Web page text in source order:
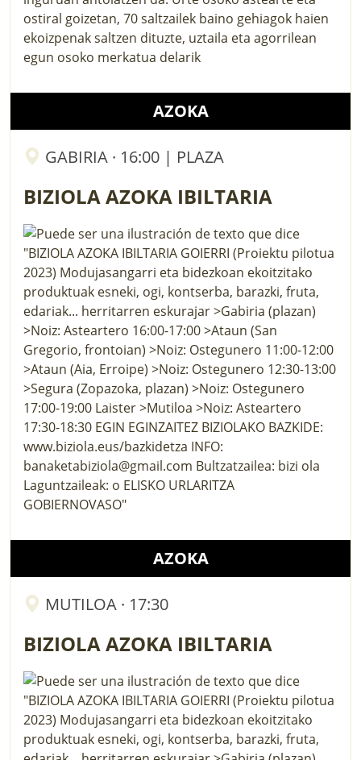
ostiral goizetan, 70 saltzailek baino gehiagok haien
ekoizpenak saltzen dituzte, uztaila eta agorrilean
egun osoko merkatua delarik
AZOKA
GABIRIA · 16:00 | PLAZA
BIZIOLA AZOKA IBILTARIA
AZOKA
MUTILOA · 17:30
BIZIOLA AZOKA IBILTARIA